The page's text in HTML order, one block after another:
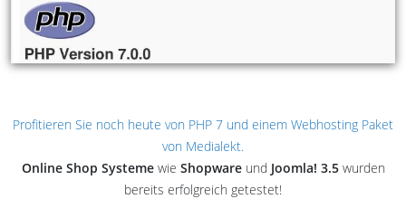
Profitieren Sie noch heute von PHP 7 und einem Webhosting Paket
von Medialekt.
Online Shop Systemewie Shopwareund Joomla! 3.5wurden
bereits erfolgreich getestet!